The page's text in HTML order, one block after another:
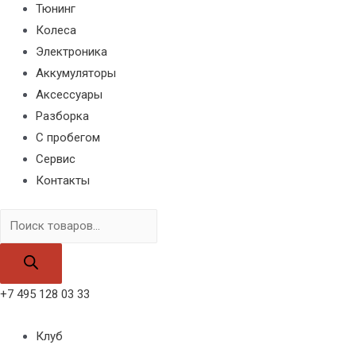
Тюнинг
Колеса
Электроника
Аккумуляторы
Аксессуары
Разборка
С пробегом
Сервис
Контакты
Поиск
товаров
+7 495 128 03 33
Клуб